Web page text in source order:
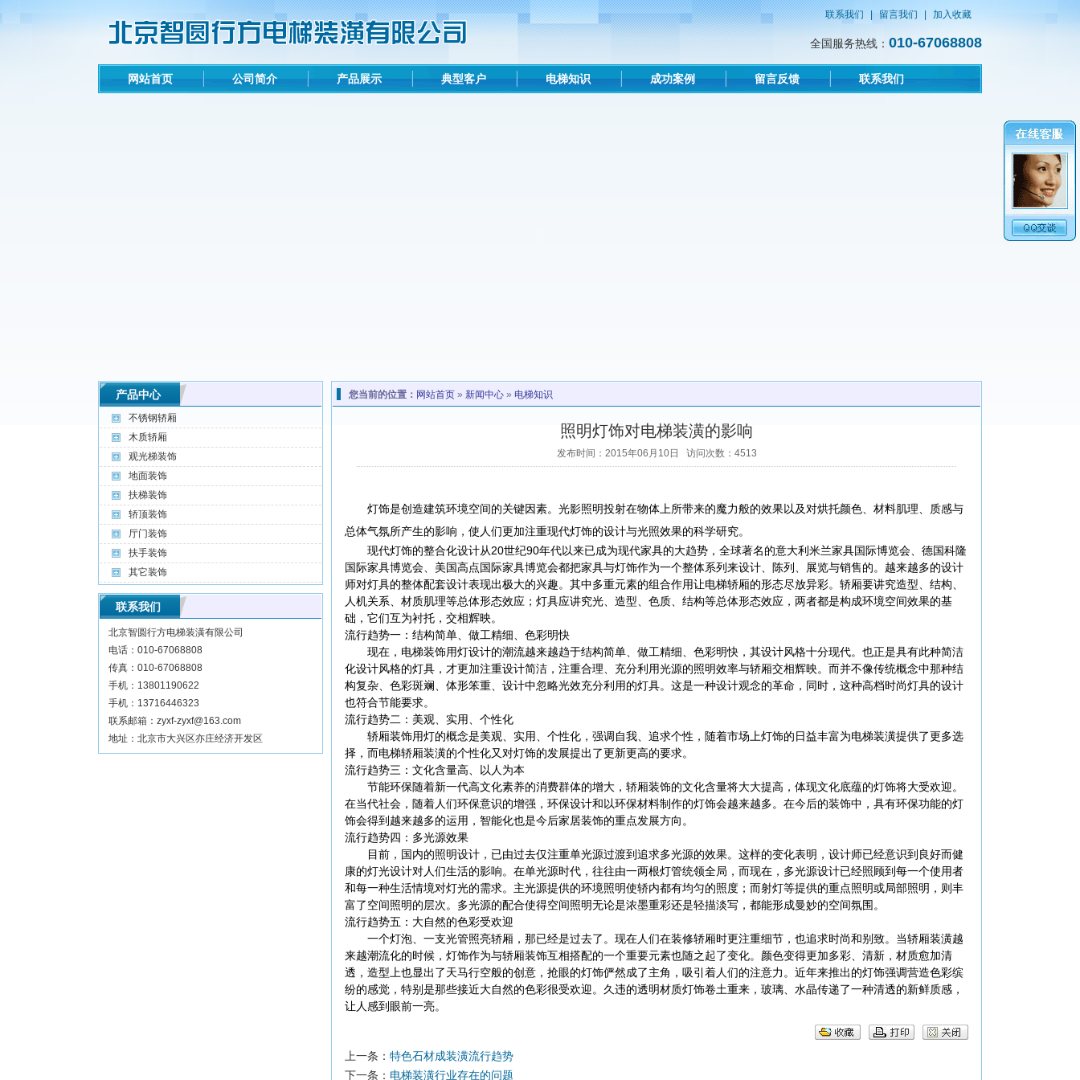
联系我们 留言我们 加入收藏
全国服务热线： 010-67068808
网站首页 公司简介 产品展示 典型客户 电梯知识 成功案例 留言反馈 联系我们
产品中心
不锈钢轿厢
木质轿厢
观光梯装饰
地面装饰
扶梯装饰
轿顶装饰
厅门装饰
扶手装饰
其它装饰
联系我们
北京智圆行方电梯装潢有限公司
电话：010-67068808
传真：010-67068808
手机：13801190622
手机：13716446323
联系邮箱：zyxf-zyxf@163.com
地址：北京市大兴区亦庄经济开发区
您当前的位置： 网站首页 » 新闻中心 » 电梯知识
照明灯饰对电梯装潢的影响
发布时间：2015年06月10日 访问次数：4513
灯饰是创造建筑环境空间的关键因素。光影照明投射在物体上所带来的魔力般的效果以及对烘托颜色、材料肌理、质感与
总体气氛所产生的影响，使人们更加注重现代灯饰的设计与光照效果的科学研究。
现代灯饰的整合化设计从20世纪90年代以来已成为现代家具的大趋势，全球著名的意大利米兰家具国际博览会、德国科隆
国际家具博览会、美国高点国际家具博览会都把家具与灯饰作为一个整体系列来设计、陈列、展览与销售的。越来越多的设计
师对灯具的整体配套设计表现出极大的兴趣。其中多重元素的组合作用让电梯轿厢的形态尽放异彩。轿厢要讲究造型、结构、
人机关系、材质肌理等总体形态效应；灯具应讲究光、造型、色质、结构等总体形态效应，两者都是构成环境空间效果的基
础，它们互为衬托，交相辉映。
流行趋势一：结构简单、做工精细、色彩明快
现在，电梯装饰用灯设计的潮流越来越趋于结构简单、做工精细、色彩明快，其设计风格十分现代。也正是具有此种简洁
化设计风格的灯具，才更加注重设计简洁，注重合理、充分利用光源的照明效率与轿厢交相辉映。而并不像传统概念中那种结
构复杂、色彩斑斓、体形笨重、设计中忽略光效充分利用的灯具。这是一种设计观念的革命，同时，这种高档时尚灯具的设计
也符合节能要求。
流行趋势二：美观、实用、个性化
轿厢装饰用灯的概念是美观、实用、个性化，强调自我、追求个性，随着市场上灯饰的日益丰富为电梯装潢提供了更多选
择，而电梯轿厢装潢的个性化又对灯饰的发展提出了更新更高的要求。
流行趋势三：文化含量高、以人为本
节能环保随着新一代高文化素养的消费群体的增大，轿厢装饰的文化含量将大大提高，体现文化底蕴的灯饰将大受欢迎。
在当代社会，随着人们环保意识的增强，环保设计和以环保材料制作的灯饰会越来越多。在今后的装饰中，具有环保功能的灯
饰会得到越来越多的运用，智能化也是今后家居装饰的重点发展方向。
流行趋势四：多光源效果
目前，国内的照明设计，已由过去仅注重单光源过渡到追求多光源的效果。这样的变化表明，设计师已经意识到良好而健
康的灯光设计对人们生活的影响。在单光源时代，往往由一两根灯管统领全局，而现在，多光源设计已经照顾到每一个使用者
和每一种生活情境对灯光的需求。主光源提供的环境照明使轿内都有均匀的照度；而射灯等提供的重点照明或局部照明，则丰
富了空间照明的层次。多光源的配合使得空间照明无论是浓墨重彩还是轻描淡写，都能形成曼妙的空间氛围。
流行趋势五：大自然的色彩受欢迎
一个灯泡、一支光管照亮轿厢，那已经是过去了。现在人们在装修轿厢时更注重细节，也追求时尚和别致。当轿厢装潢越
来越潮流化的时候，灯饰作为与轿厢装饰互相搭配的一个重要元素也随之起了变化。颜色变得更加多彩、清新，材质愈加清
透，造型上也显出了天马行空般的创意，抢眼的灯饰俨然成了主角，吸引着人们的注意力。近年来推出的灯饰强调营造色彩缤
纷的感觉，特别是那些接近大自然的色彩很受欢迎。久违的透明材质灯饰卷土重来，玻璃、水晶传递了一种清透的新鲜质感，
让人感到眼前一亮。
上一条： 特色石材成装潢流行趋势
下一条： 电梯装潢行业存在的问题